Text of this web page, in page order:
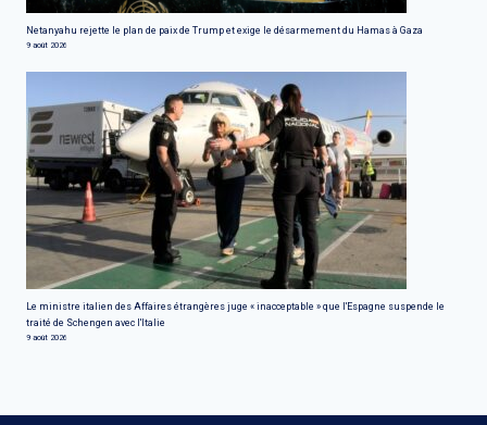
Netanyahu rejette le plan de paix de Trump et exige le désarmement du Hamas à Gaza
9 août 2026
Le ministre italien des Affaires étrangères juge « inacceptable » que l'Espagne suspende le
traité de Schengen avec l'Italie
9 août 2026